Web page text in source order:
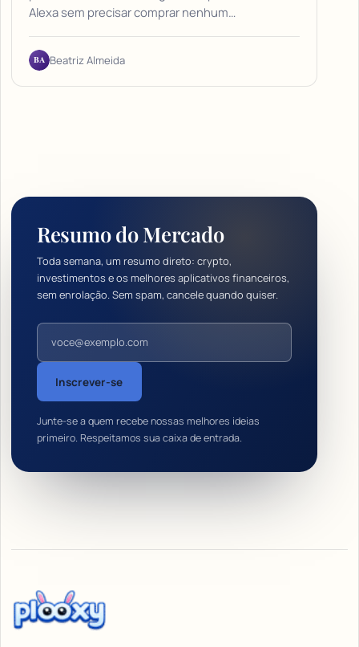
Alexa sem precisar comprar nenhum…
BA Beatriz Almeida
Resumo do Mercado
Toda semana, um resumo direto: crypto,
investimentos e os melhores aplicativos financeiros,
sem enrolação. Sem spam, cancele quando quiser.
Endereço de e-mail
Inscrever-se
Junte-se a quem recebe nossas melhores ideias
primeiro. Respeitamos sua caixa de entrada.